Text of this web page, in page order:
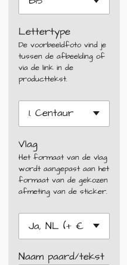
Lettertype
De voorbeeldfoto vind je
tussen de afbeelding of
via de link in de
producttekst.
Vlag
Het formaat van de vlag
wordt aangepast aan het
formaat van de gekozen
afmeting van de sticker.
Naam paard/tekst